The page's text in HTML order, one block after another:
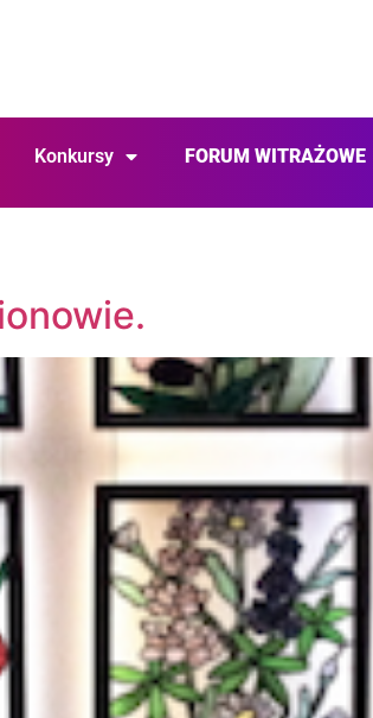
Konkursy FORUM WITRAŻOWE